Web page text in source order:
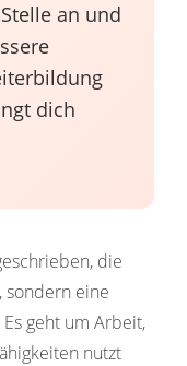
an und
dich
die
sondern eine
geht um Arbeit,
nutzt